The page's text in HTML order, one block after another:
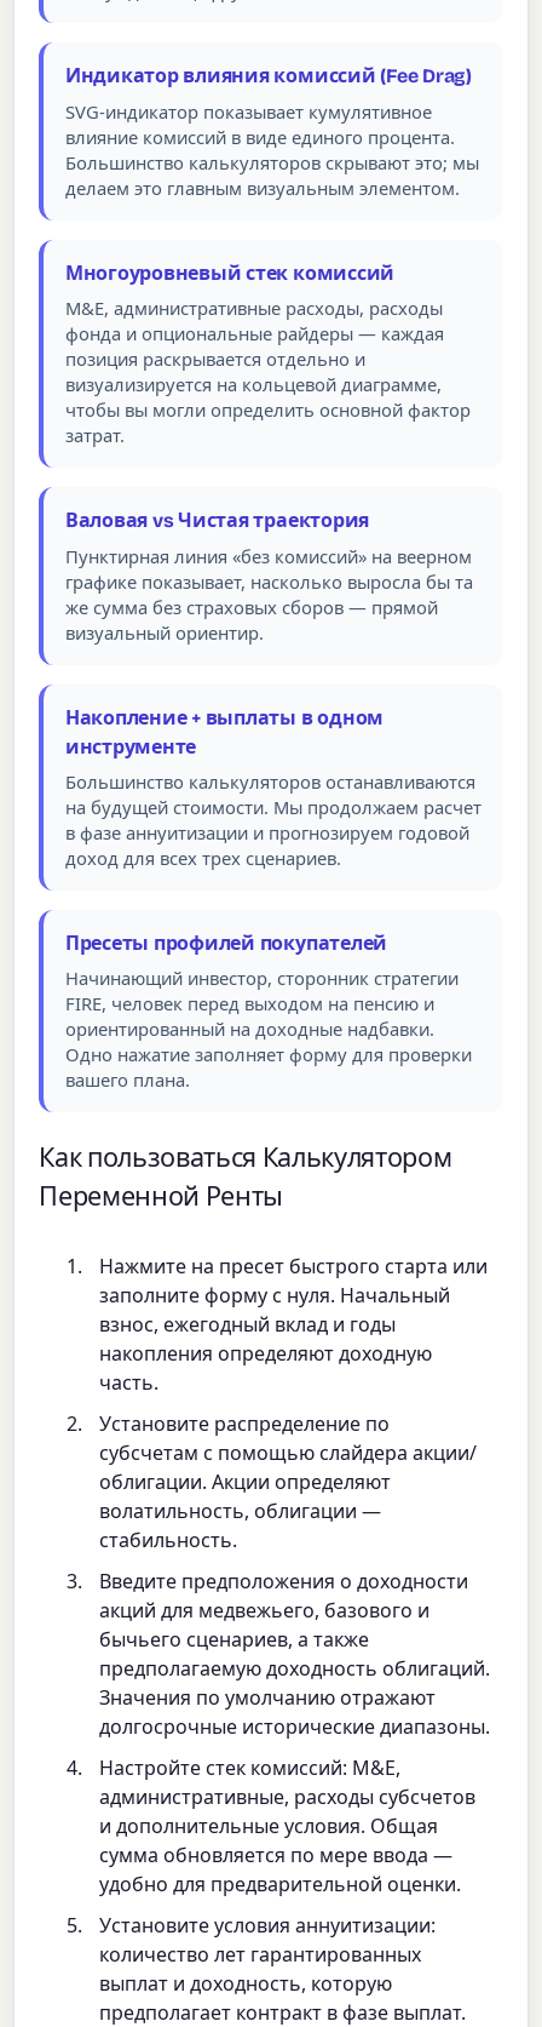
Индикатор влияния комиссий (Fee Drag)
SVG-индикатор показывает кумулятивное
влияние комиссий в виде единого процента.
Большинство калькуляторов скрывают это; мы
делаем это главным визуальным элементом.
Многоуровневый стек комиссий
M&E, административные расходы, расходы
фонда и опциональные райдеры — каждая
позиция раскрывается отдельно и
визуализируется на кольцевой диаграмме,
чтобы вы могли определить основной фактор
затрат.
Валовая vs Чистая траектория
Пунктирная линия «без комиссий» на веерном
графике показывает, насколько выросла бы та
же сумма без страховых сборов — прямой
визуальный ориентир.
Накопление + выплаты в одном
инструменте
Большинство калькуляторов останавливаются
на будущей стоимости. Мы продолжаем расчет
в фазе аннуитизации и прогнозируем годовой
доход для всех трех сценариев.
Пресеты профилей покупателей
Начинающий инвестор, сторонник стратегии
FIRE, человек перед выходом на пенсию и
ориентированный на доходные надбавки.
Одно нажатие заполняет форму для проверки
вашего плана.
Как пользоваться Калькулятором
Переменной Ренты
Нажмите на пресет быстрого старта или
заполните форму с нуля. Начальный
взнос, ежегодный вклад и годы
накопления определяют доходную
часть.
Установите распределение по
субсчетам с помощью слайдера акции/
облигации. Акции определяют
волатильность, облигации —
стабильность.
Введите предположения о доходности
акций для медвежьего, базового и
бычьего сценариев, а также
предполагаемую доходность облигаций.
Значения по умолчанию отражают
долгосрочные исторические диапазоны.
Настройте стек комиссий: M&E,
административные, расходы субсчетов
и дополнительные условия. Общая
сумма обновляется по мере ввода —
удобно для предварительной оценки.
Установите условия аннуитизации:
количество лет гарантированных
выплат и доходность, которую
предполагает контракт в фазе выплат.